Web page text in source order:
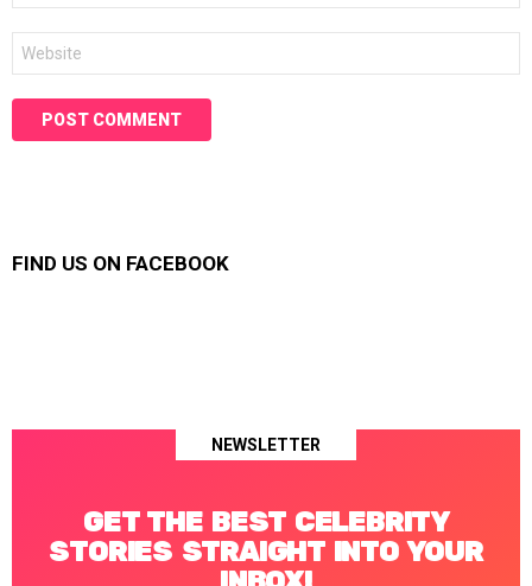
FIND US ON FACEBOOK
NEWSLETTER
GET THE BEST CELEBRITY
STORIES STRAIGHT INTO YOUR